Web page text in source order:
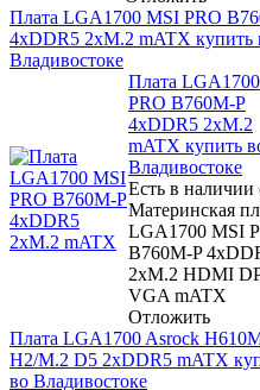
Плата LGA1700 MSI PRO
4xDDR5 2xM.2 mATX купить
Владивостоке
Плата
PRO B760M-P
4xDDR5 2xM.2
mATX купить
Владивостоке
Есть в наличии
Материнская
LGA1700 MSI
B760M-P
2xM.2 HDMI
VGA mATX
Отложить
Плата LGA1700 Asrock
H2/M.2 D5 2xDDR5 mATX
во Владивостоке